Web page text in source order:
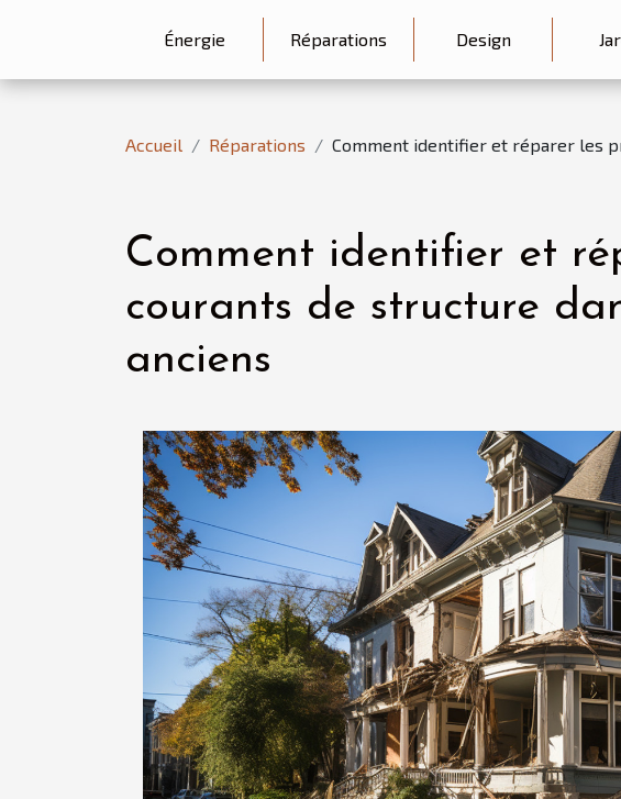
Énergie Réparations Design
Accueil Réparations Comment identifier et réparer les
Comment identifier et
courants de structure
anciens